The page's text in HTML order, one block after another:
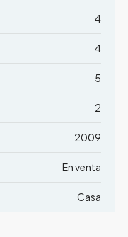
4
4
5
2
2009
En venta
Casa